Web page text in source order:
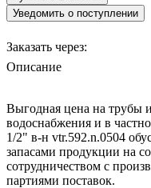
Уведомить о поступлении
Заказать через:
Описание
Выгодная цена на трубы
водоснабжения и в
1/2" в-н vtr.592.n.0504
запасами продукции на
сотрудничеством с
партиями поставок.